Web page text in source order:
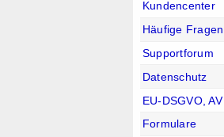
Kundencenter
Häufige Fragen
Supportforum
Datenschutz
EU-DSGVO, AV
Formulare